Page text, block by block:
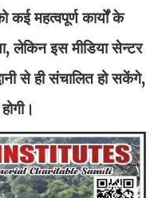
महत्वपूर्ण कार्यों के
लेकिन इस मीडिया सेन्टर
से ही संचालित हो सकेंगे,